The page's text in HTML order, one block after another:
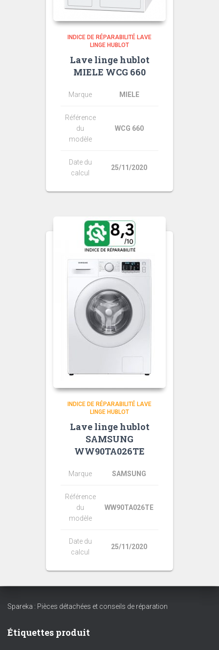
INDICE DE RÉPARABILITÉ LAVE
LINGE HUBLOT
Lave linge hublot
MIELE WCG 660
Marque MIELE
Référence
du
modèle
WCG 660
Date du
calcul
25/11/2020
INDICE DE RÉPARABILITÉ LAVE
LINGE HUBLOT
Lave linge hublot
SAMSUNG
WW90TA026TE
Marque SAMSUNG
Référence
du
modèle
WW90TA026TE
Date du
calcul
25/11/2020
Spareka : Pièces détachées et conseils de réparation
Étiquettes produit